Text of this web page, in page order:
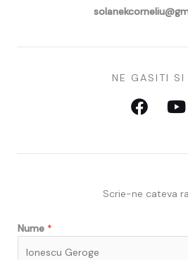
NE GASITI SI
F
a
o
Y
b
Scrie-ne cateva
Nume *